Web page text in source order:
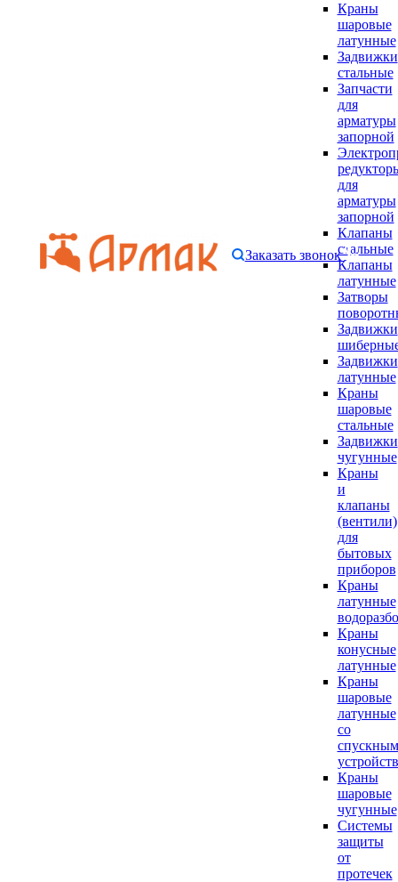
Краны
шаровые
латунные
Задвижки
стальные
Запчасти
для
арматуры
запорной
для
арматуры
запорной
Клапаны
стальные
Клапаны
латунные
Затворы
Задвижки
Задвижки
латунные
Краны
шаровые
стальные
Задвижки
чугунные
Краны
и
клапаны
(вентили)
для
бытовых
приборов
Краны
латунные
Краны
конусные
латунные
Краны
шаровые
латунные
со
спускным
Краны
шаровые
чугунные
Системы
защиты
от
протечек
Заказать звонок